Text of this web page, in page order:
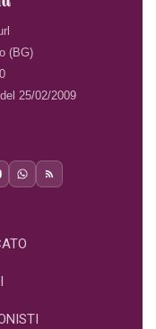
(BG)
25/02/2009